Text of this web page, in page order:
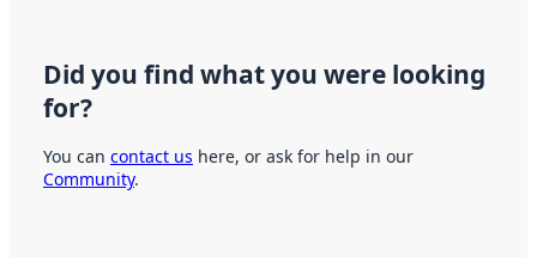
Did you find what you were looking
for?
You can contact us here, or ask for help in our
Community.